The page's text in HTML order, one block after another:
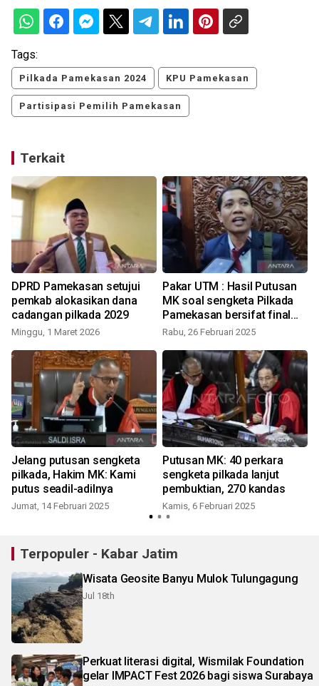
Tags:
Pilkada Pamekasan 2024 KPU Pamekasan
Partisipasi Pemilih Pamekasan
Terkait
DPRD Pamekasan setujui
pemkab alokasikan dana
cadangan pilkada 2029
Minggu, 1 Maret 2026
Pakar UTM : Hasil Putusan
MK soal sengketa Pilkada
Pamekasan bersifat final
dan mengikat
Rabu, 26 Februari 2025
Jelang putusan sengketa
pilkada, Hakim MK: Kami
putus seadil-adilnya
Jumat, 14 Februari 2025
Putusan MK: 40 perkara
sengketa pilkada lanjut
pembuktian, 270 kandas
Kamis, 6 Februari 2025
Terpopuler - Kabar Jatim
Wisata Geosite Banyu Mulok Tulungagung
Jul 18th
Perkuat literasi digital, Wismilak Foundation
gelar IMPACT Fest 2026 bagi siswa Surabaya